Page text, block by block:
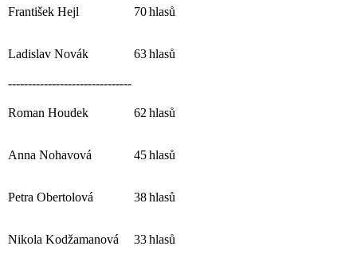
František Hejl 70hlasů
Ladislav Novák 63hlasů
-------------------------------
Roman Houdek 62 hlasů
Anna Nohavová 45hlasů
Petra Obertolová 38hlasů
Nikola Kodžamanová 33hlasů